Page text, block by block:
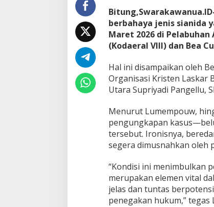
berbahaya jenis sianida
Maret 2026 di
(Kodaeral VIII) dan Bea
Hal ini disampaikan oleh
Organisasi Kristen Laskar
Utara Supriyadi Pangellu,
Menurut Lumempouw,
pengungkapan
tersebut. Ironisnya,
segera dimusnahkan oleh
“Kondisi ini menimbulkan
merupakan elemen vital
jelas dan tuntas
penegakan hukum,” tegas